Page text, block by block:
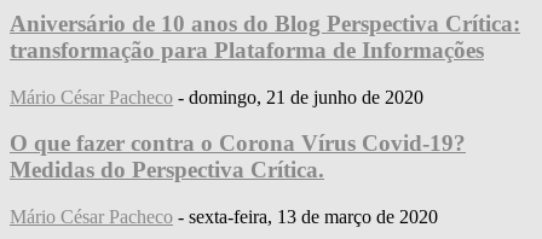
Aniversário de 10 anos do Blog Perspectiva Crítica:
transformação para Plataforma de Informações
Mário César Pacheco - domingo, 21 de junho de 2020
O que fazer contra o Corona Vírus Covid-19?
Medidas do Perspectiva Crítica.
Mário César Pacheco - sexta-feira, 13 de março de 2020